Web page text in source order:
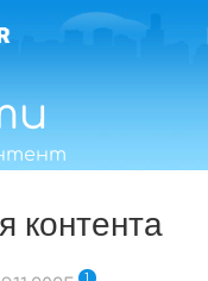
контента
1